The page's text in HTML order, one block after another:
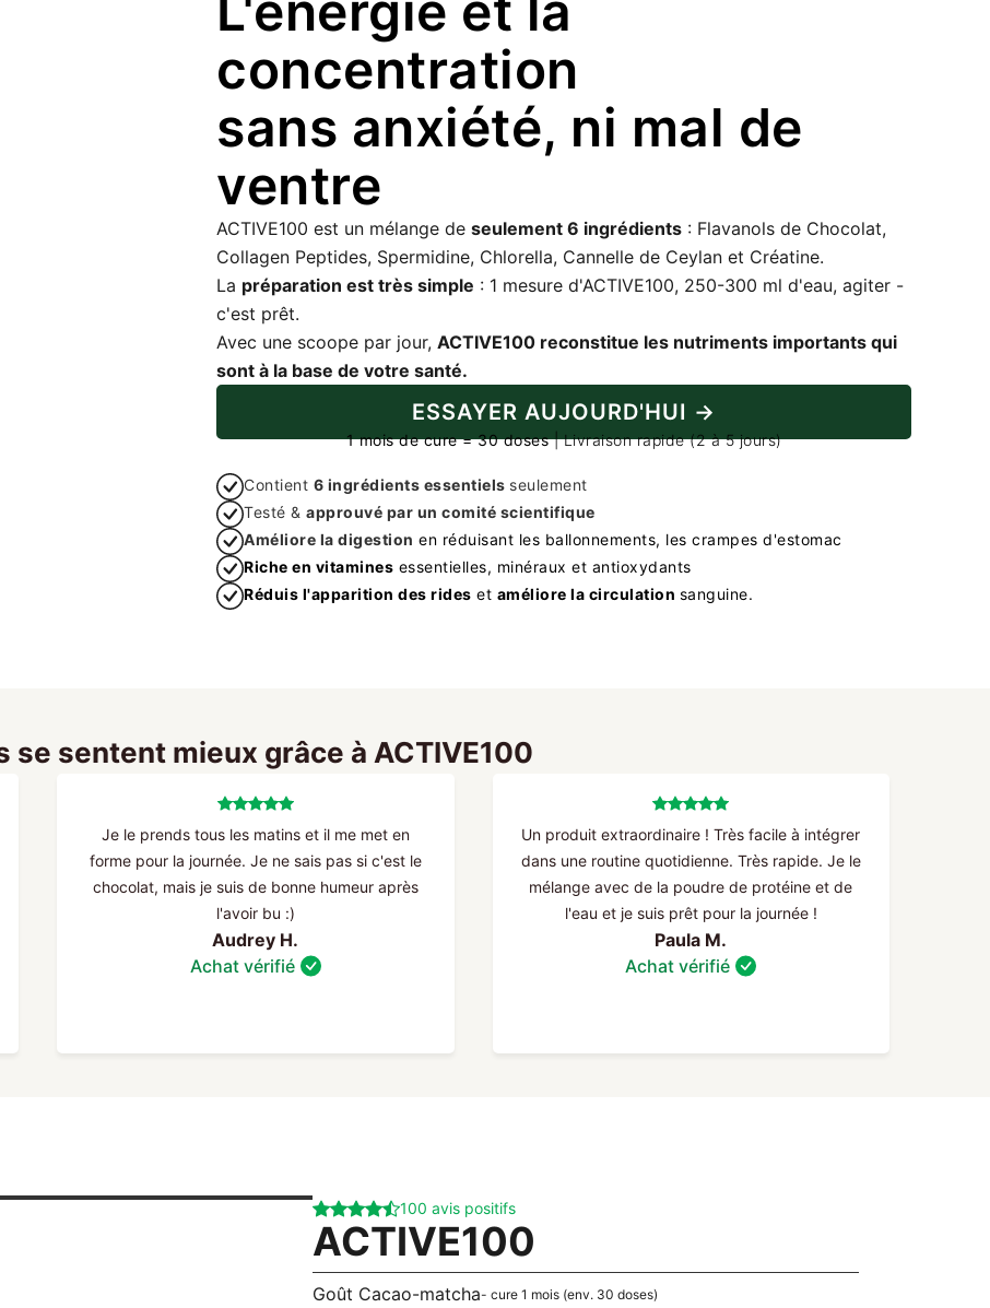
concentration
sans anxiété, ni mal de
ventre
ACTIVE100 est un mélange de seulement 6 ingrédients : Flavanols de Chocolat,
Collagen Peptides, Spermidine, Chlorella, Cannelle de Ceylan et Créatine.
La préparation est très simple : 1 mesure d'ACTIVE100, 250-300 ml d'eau, agiter -
c'est prêt.
Avec une scoope par jour, ACTIVE100 reconstitue les nutriments importants qui
sont à la base de votre santé.
ESSAYER AUJOURD'HUI →
1 mois de cure = 30 doses| Livraison rapide (2 à 5 jours)
Contient 6 ingrédients essentiels seulement
Testé & approuvé par un comité scientifique
Améliore la digestion en réduisant les ballonnements, les crampes d'estomac
Riche en vitamines essentielles, minéraux et antioxydants
Réduis l'apparition des rides et améliore la circulation sanguine.
se sentent mieux grâce à ACTIVE100
Je le prends tous les matins et il me met en
forme pour la journée. Je ne sais pas si c'est le
chocolat, mais je suis de bonne humeur après
l'avoir bu :)
Audrey H.
Achat vérifié
Un produit extraordinaire ! Très facile à intégrer
dans une routine quotidienne. Très rapide. Je le
mélange avec de la poudre de protéine et de
l'eau et je suis prêt pour la journée !
Paula M.
Achat vérifié
100 avis positifs
ACTIVE100
Goût Cacao-matcha- cure 1 mois (env. 30 doses)